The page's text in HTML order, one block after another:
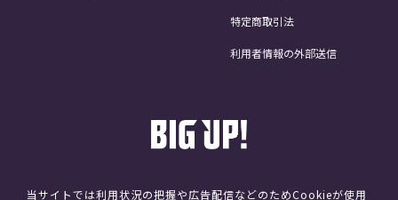
特定商取引法
利用者情報の外部送信
当サイトでは利用状況の把握や広告配信などのためCookieが使用